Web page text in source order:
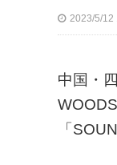
2023/5/12
中国・
「